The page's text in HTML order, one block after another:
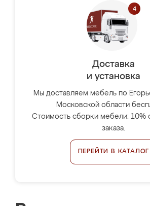
Доставка
и установка
Мы доставляем мебель по
Московской области
Стоимость сборки мебели: 10%
заказа.
ПЕРЕЙТИ В КАТАЛОГ